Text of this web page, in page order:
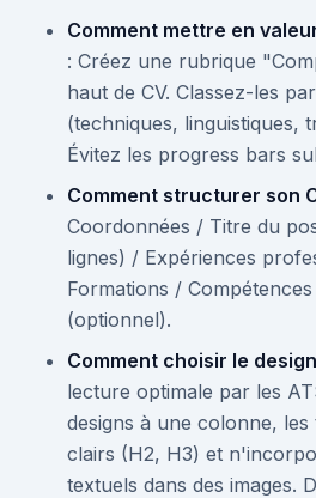
Comment mettre en
: Créez une rubrique
haut de CV. Classez-les
(techniques, linguistiques,
Évitez les progress bars
Comment structurer son
Coordonnées / Titre du
lignes) / Expériences
Formations /
(optionnel).
Comment choisir le
lecture optimale par les
designs à une colonne, les
clairs (H2, H3) et
textuels dans des images.